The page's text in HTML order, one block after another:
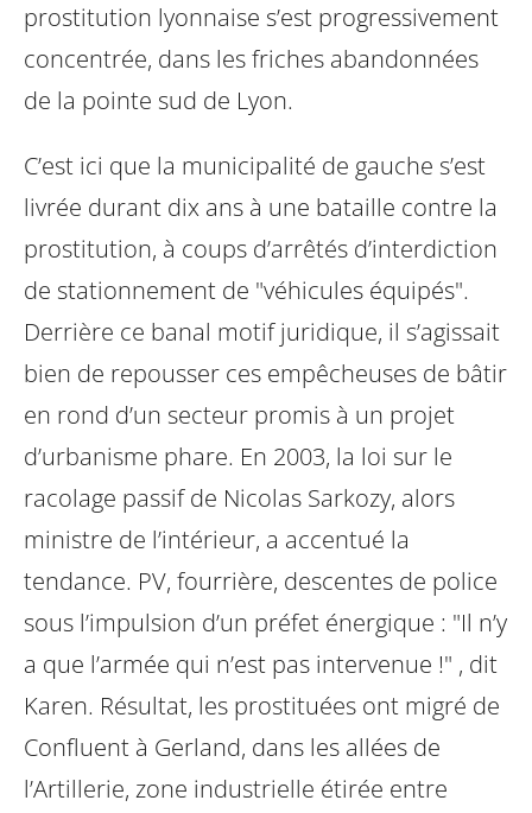
prostitution lyonnaise s’est progressivement
concentrée, dans les friches abandonnées
de la pointe sud de Lyon.
C’est ici que la municipalité de gauche s’est
livrée durant dix ans à une bataille contre la
prostitution, à coups d’arrêtés d’interdiction
de stationnement de "véhicules équipés".
Derrière ce banal motif juridique, il s’agissait
bien de repousser ces empêcheuses de bâtir
en rond d’un secteur promis à un projet
d’urbanisme phare. En 2003, la loi sur le
racolage passif de Nicolas Sarkozy, alors
ministre de l’intérieur, a accentué la
tendance. PV, fourrière, descentes de police
sous l’impulsion d’un préfet énergique : "Il n’y
a que l’armée qui n’est pas intervenue !" , dit
Karen. Résultat, les prostituées ont migré de
Confluent à Gerland, dans les allées de
l’Artillerie, zone industrielle étirée entre